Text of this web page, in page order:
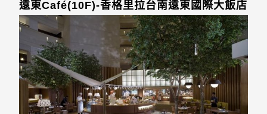
遠東Café(10F)-香格里拉台南遠東國際大飯店